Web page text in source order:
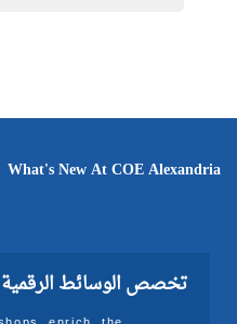
What's New At COE Alexandria
تخصص الوسائط الرقمية